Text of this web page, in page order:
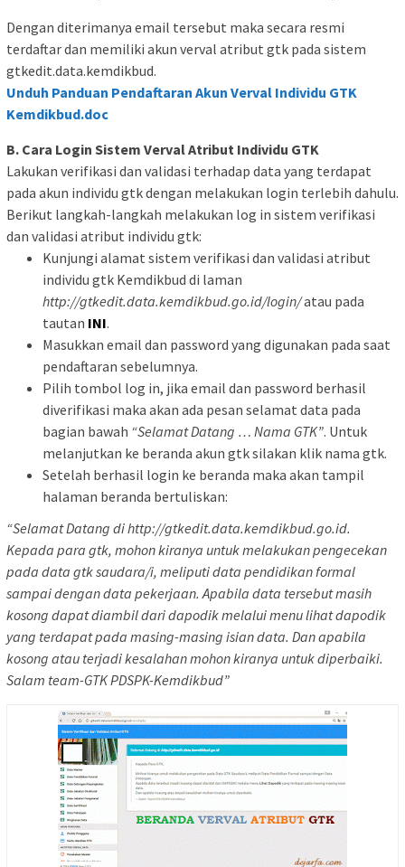
Dengan diterimanya email tersebut maka secara resmi
terdaftar dan memiliki akun verval atribut gtk pada sistem
gtkedit.data.kemdikbud.
Unduh Panduan Pendaftaran Akun Verval Individu GTK
Kemdikbud.doc
B. Cara Login Sistem Verval Atribut Individu GTK
Lakukan verifikasi dan validasi terhadap data yang terdapat
pada akun individu gtk dengan melakukan login terlebih dahulu.
Berikut langkah-langkah melakukan log in sistem verifikasi
dan validasi atribut individu gtk:
Kunjungi alamat sistem verifikasi dan validasi atribut
individu gtk Kemdikbud di laman
http://gtkedit.data.kemdikbud.go.id/login/atau pada
tautan INI.
Masukkan email dan password yang digunakan pada saat
pendaftaran sebelumnya.
Pilih tombol log in, jika email dan password berhasil
diverifikasi maka akan ada pesan selamat data pada
bagian bawah “Selamat Datang … Nama GTK”. Untuk
melanjutkan ke beranda akun gtk silakan klik nama gtk.
Setelah berhasil login ke beranda maka akan tampil
halaman beranda bertuliskan:
“Selamat Datang di http://gtkedit.data.kemdikbud.go.id.
Kepada para gtk, mohon kiranya untuk melakukan pengecekan
pada data gtk saudara/i, meliputi data pendidikan formal
sampai dengan data pekerjaan. Apabila data tersebut masih
kosong dapat diambil dari dapodik melalui menu lihat dapodik
yang terdapat pada masing-masing isian data. Dan apabila
kosong atau terjadi kesalahan mohon kiranya untuk diperbaiki.
Salam team-GTK PDSPK-Kemdikbud”